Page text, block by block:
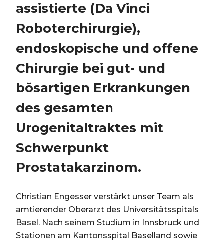
assistierte (Da Vinci
Roboterchirurgie),
endoskopische und offene
Chirurgie bei gut- und
bösartigen Erkrankungen
des gesamten
Urogenitaltraktes mit
Schwerpunkt
Prostatakarzinom.
Christian Engesser verstärkt unser Team als
amtierender Oberarzt des Universitätsspitals
Basel. Nach seinem Studium in Innsbruck und
Stationen am Kantonsspital Baselland sowie